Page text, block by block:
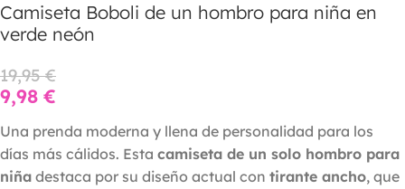
Camiseta Boboli de un hombro para niña en
verde neón
19,95€
9,98 €
Una prenda moderna y llena de personalidad para los
días más cálidos. Esta camiseta de un solo hombro para
niña destaca por su diseño actual con tirante ancho, que